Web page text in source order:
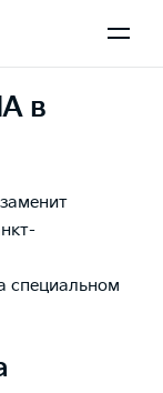
в
специальном